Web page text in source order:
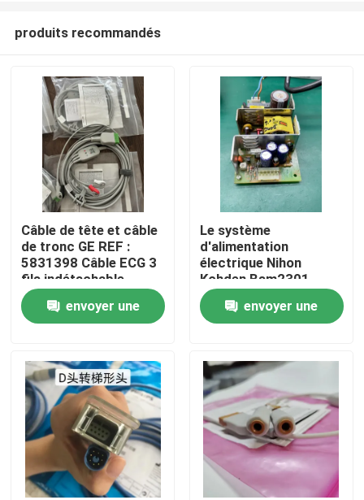
À la maison
Produits
À propos de nous
Visite de l'usine
produits recommandés
Câble de tête et câble
de tronc GE REF :
5831398 Câble ECG 3
fils indétachable,
pince, AHA, 4,7 m, 15
pieds
envoyer une
Le système
d'alimentation
électrique Nihon
Kohden Bsm2301
envoyer une